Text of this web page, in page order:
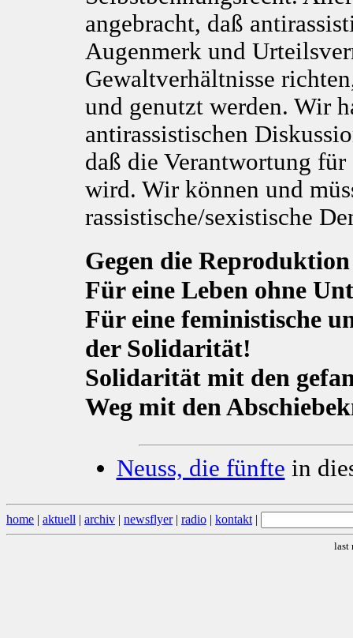
angebracht, daß
Augenmerk und
Gewaltverhältnisse
und genutzt werden. Wir
antirassistischen
daß die Verantwortung für
wird. Wir können und
rassistische/sexistische
Gegen die
Für eine Leben ohne
Für eine feministische
der Solidarität!
Solidarität mit den
Weg mit den
Neuss, die fünfte in
home | aktuell | archiv | newsflyer| radio | kontakt |
last